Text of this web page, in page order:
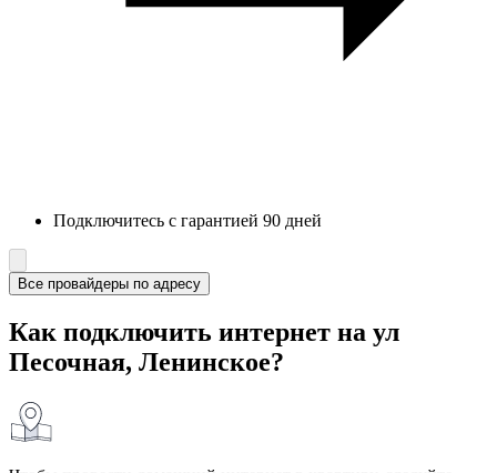
Подключитесь с гарантией 90 дней
Все провайдеры по адресу
Как подключить интернет на ул
Песочная, Ленинское?